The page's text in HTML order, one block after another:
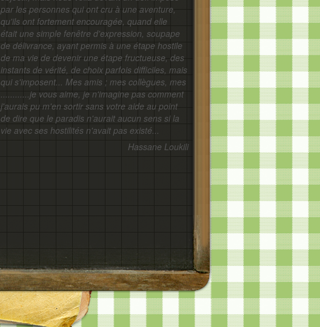
par les personnes qui ont cru à une aventure,
qu'ils ont fortement encouragée, quand elle
était une simple fenêtre d'expression, soupape
de délivrance, ayant permis à une étape hostile
de ma vie de devenir une étape fructueuse, des
instants de vérité, de choix parfois difficiles, mais
qui s'imposent... Mes amis ; mes collègues, mes
............je vous aime, je n'imagine pas comment
j'aurais pu m'en sortir sans votre aide au point
de dire que le paradis n'aurait aucun sens si la
vie avec ses hostilités n'avait pas existé...
Hassane Loukili